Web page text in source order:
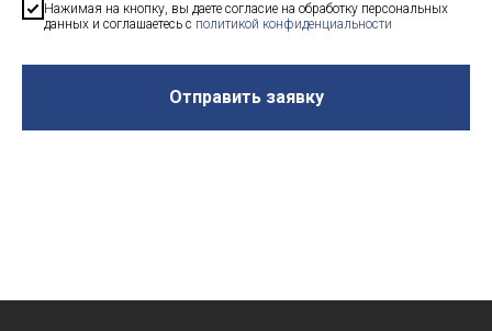
Нажимая на кнопку, вы даете согласие на обработку персональных
данных и соглашаетесь c политикой конфиденциальности
Отправить заявку